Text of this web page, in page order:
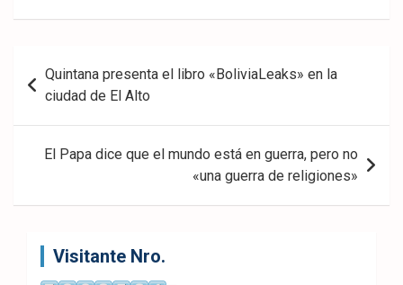
ook
pp
Navegación
de
entradas
Quintana presenta el libro «BoliviaLeaks» en la
ciudad de El Alto
El Papa dice que el mundo está en guerra, pero no
«una guerra de religiones»
Visitante Nro.